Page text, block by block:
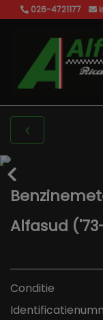
026-4721177
Alfasud
Conditie